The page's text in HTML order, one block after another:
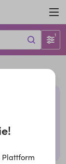
1
den
Eingabe
Plattform